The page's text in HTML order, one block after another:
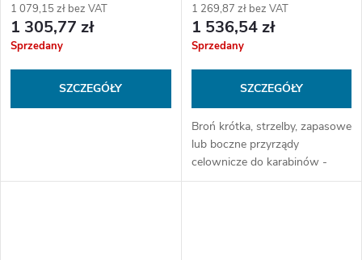
1 079,15 zł bez VAT
1 305,77 zł
Sprzedany
SZCZEGÓŁY
1 269,87 zł bez VAT
1 536,54 zł
Sprzedany
SZCZEGÓŁY
Broń krótka, strzelby, zapasowe
lub boczne przyrządy
celownicze do karabinów -
nowy kolimator Obrońca ST od